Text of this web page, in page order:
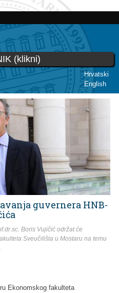
Hrvatski
English
(klikni)
guvernera HNB-
Boris Vujičić održat će
Sveučilišta u Mostaru na temu
Ekonomskog fakulteta